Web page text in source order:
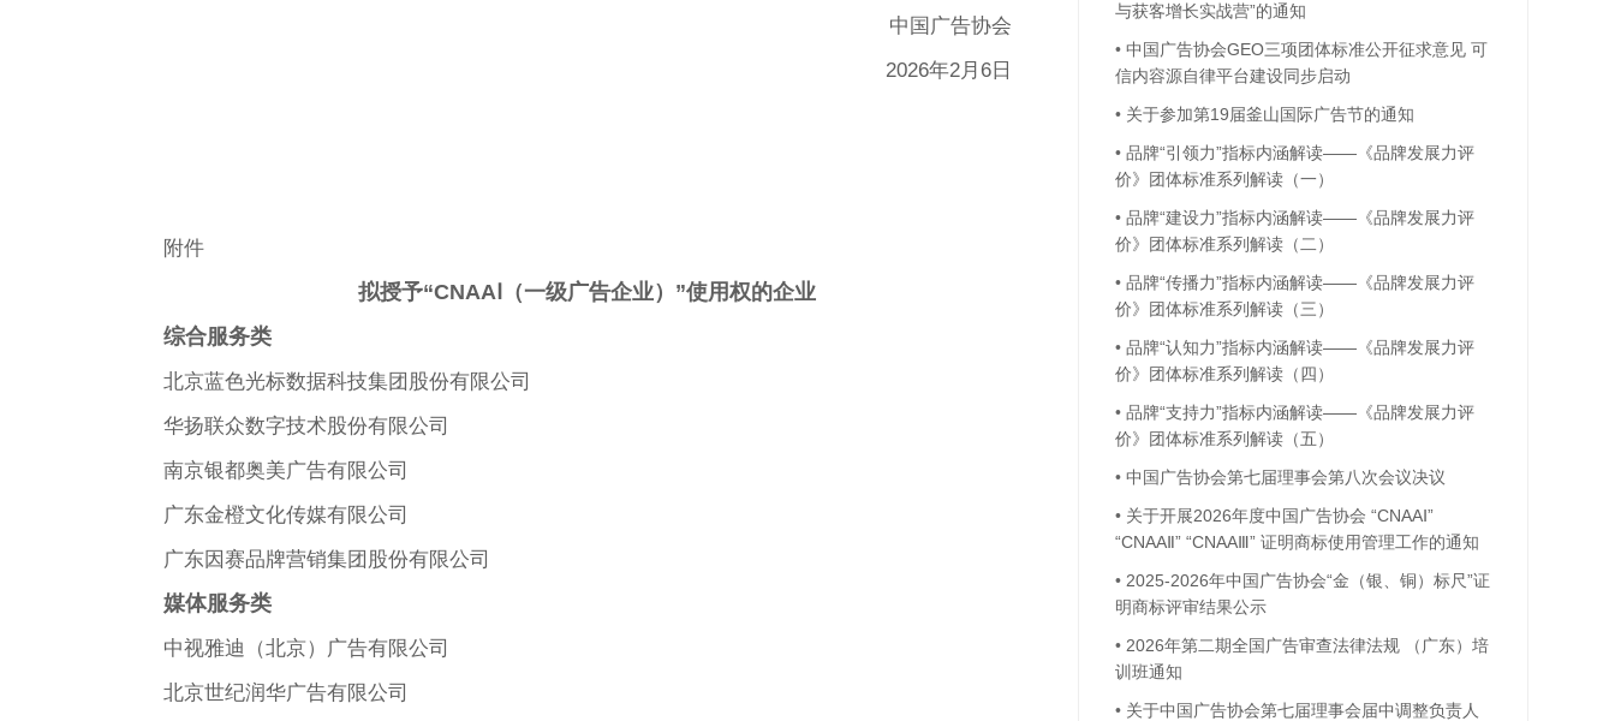
中国广告协会
2026年2月6日
附件
拟授予“CNAAⅠ（一级广告企业）”使用权的企业
综合服务类
北京蓝色光标数据科技集团股份有限公司
华扬联众数字技术股份有限公司
南京银都奥美广告有限公司
广东金橙文化传媒有限公司
广东因赛品牌营销集团股份有限公司
媒体服务类
中视雅迪（北京）广告有限公司
北京世纪润华广告有限公司
与获客增长实战营”的通知
• 中国广告协会GEO三项团体标准公开征求意见 可
信内容源自律平台建设同步启动
• 关于参加第19届釜山国际广告节的通知
• 品牌“引领力”指标内涵解读——《品牌发展力评
价》团体标准系列解读（一）
• 品牌“建设力”指标内涵解读——《品牌发展力评
价》团体标准系列解读（二）
• 品牌“传播力”指标内涵解读——《品牌发展力评
价》团体标准系列解读（三）
• 品牌“认知力”指标内涵解读——《品牌发展力评
价》团体标准系列解读（四）
• 品牌“支持力”指标内涵解读——《品牌发展力评
价》团体标准系列解读（五）
• 中国广告协会第七届理事会第八次会议决议
• 关于开展2026年度中国广告协会 “CNAAⅠ”
“CNAAⅡ” “CNAAⅢ” 证明商标使用管理工作的通知
• 2025-2026年中国广告协会“金（银、铜）标尺”证
明商标评审结果公示
• 2026年第二期全国广告审查法律法规 （广东）培
训班通知
• 关于中国广告协会第七届理事会届中调整负责人